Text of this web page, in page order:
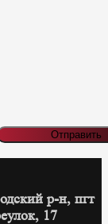
Отправить
р-н, пгт
17